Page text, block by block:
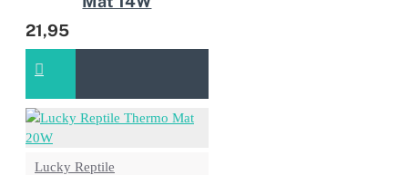
21,95
Lucky Reptile